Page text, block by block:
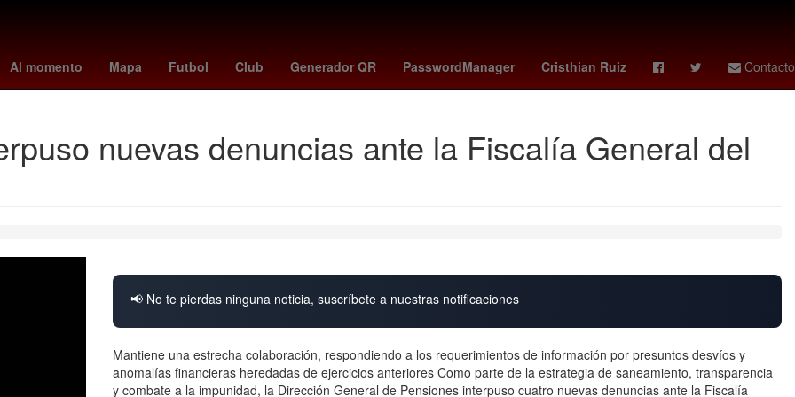
Al momento Mapa Futbol Club Generador QR PasswordManager Cristhian Ruiz Contacto
de Zaragoza Nueva York 27 de marzo Accidente San Lázaro pumas vs cruz azul Denuncia Cadáver
nuevas denuncias ante la Fiscalía General del
📢 No te pierdas ninguna noticia, suscríbete a nuestras notificaciones
Mantiene una estrecha colaboración, respondiendo a los requerimientos de información por presuntos desvíos y
anomalías financieras heredadas de ejercicios anteriores Como parte de la estrategia de saneamiento, transparencia
y combate a la impunidad, la Dirección General de Pensiones interpuso cuatro nuevas denuncias ante la Fiscalía